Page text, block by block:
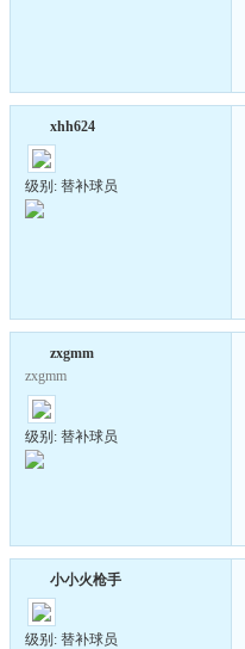
xhh624
级别: 替补球员
zxgmm
zxgmm
级别: 替补球员
小小火枪手
级别: 替补球员